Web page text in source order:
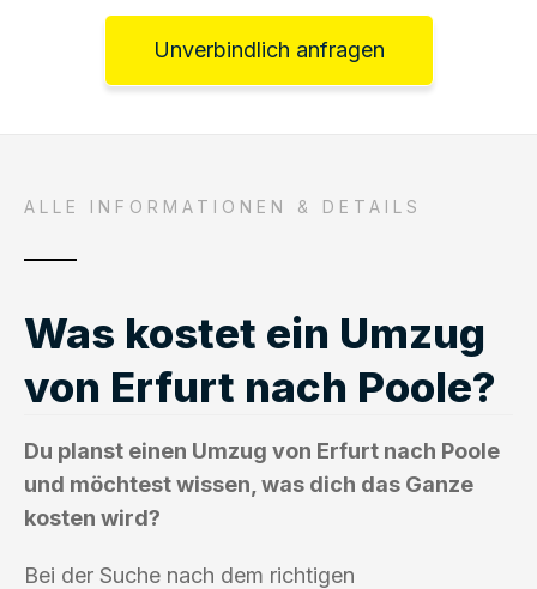
Unverbindlich anfragen
ALLE INFORMATIONEN & DETAILS
Was kostet ein Umzug
von Erfurt nach Poole?
Du planst einen Umzug von Erfurt nach Poole
und möchtest wissen, was dich das Ganze
kosten wird?
Bei der Suche nach dem richtigen